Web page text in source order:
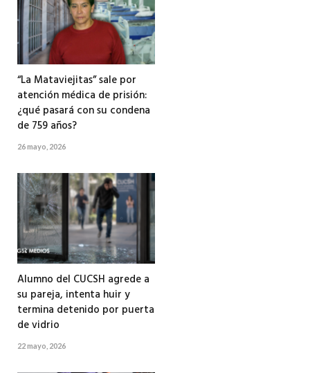
“La Mataviejitas” sale por
atención médica de prisión:
¿qué pasará con su condena
de 759 años?
26 mayo, 2026
Alumno del CUCSH agrede a
su pareja, intenta huir y
termina detenido por puerta
de vidrio
22 mayo, 2026